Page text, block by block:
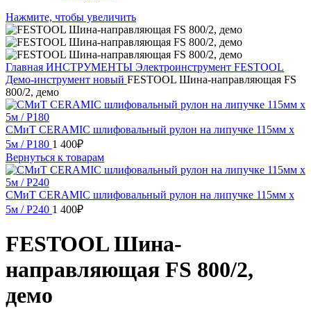
Нажмите, чтобы увеличить
Главная ИНСТРУМЕНТЫ Электроинструмент FESTOOL
Демо-инструмент новый FESTOOL Шина-направляющая FS
800/2, демо
СМиТ CERAMIC шлифовальный рулон на липучке 115мм х
5м / P180 1 400₽
Вернуться к товарам
СМиТ CERAMIC шлифовальный рулон на липучке 115мм х
5м / P240 1 400₽
FESTOOL Шина-
направляющая FS 800/2,
демо